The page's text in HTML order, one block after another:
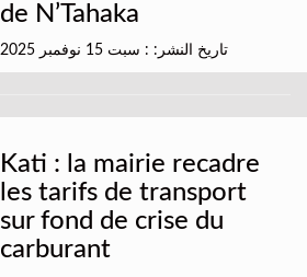
de N’Tahaka
تاريخ النشر: : سبت 15 نوفمبر 2025
Kati : la mairie recadre
les tarifs de transport
sur fond de crise du
carburant